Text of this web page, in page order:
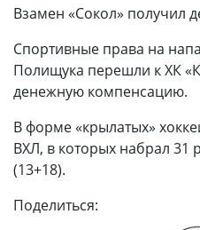
Взамен «Сокол» получил
Спортивные права на
Полищука перешли к ХК
денежную компенсацию.
В форме «крылатых»
ВХЛ, в которых набрал 31
(13+18).
Поделиться: